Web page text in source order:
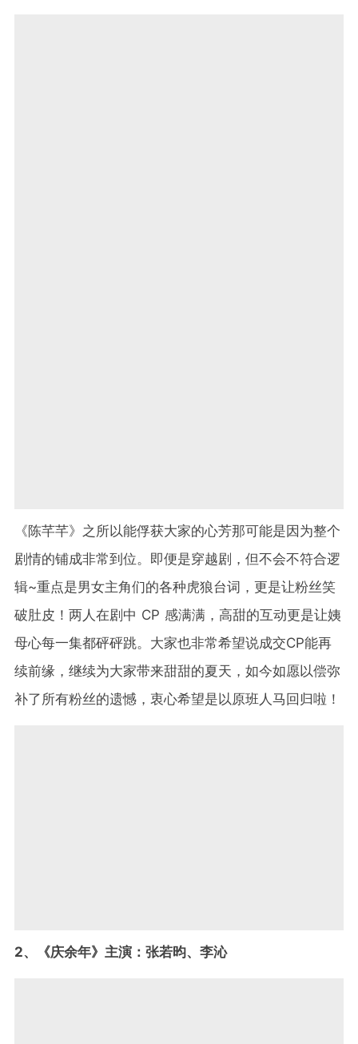
《陈芊芊》之所以能俘获大家的心芳那可能是因为整个
剧情的铺成非常到位。即便是穿越剧，但不会不符合逻
辑~重点是男女主角们的各种虎狼台词，更是让粉丝笑
破肚皮！两人在剧中 CP 感满满，高甜的互动更是让姨
母心每一集都砰砰跳。大家也非常希望说成交CP能再
续前缘，继续为大家带来甜甜的夏天，如今如愿以偿弥
补了所有粉丝的遗憾，衷心希望是以原班人马回归啦！
2、《庆余年》主演：张若昀、李沁